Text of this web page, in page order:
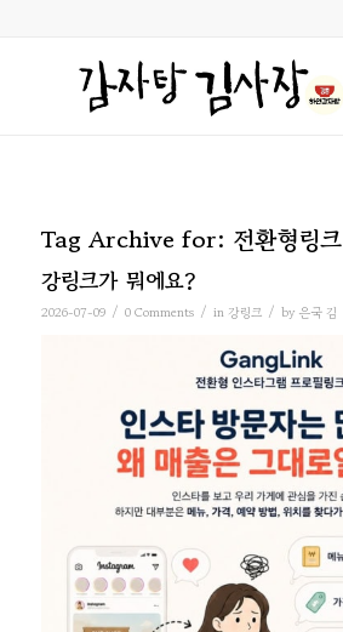
Tag Archive for: 전환형링크
강링크가 뭐에요?
2026-07-09 / 0 Comments / in 강링크 / by 은국 김